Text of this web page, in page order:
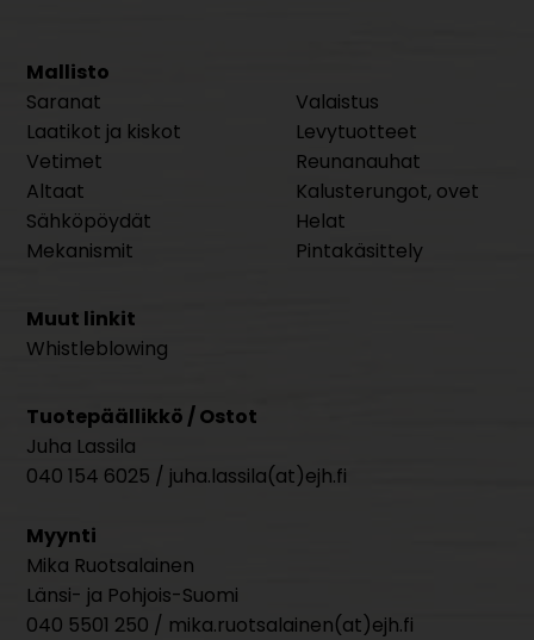
Mallisto
Saranat
Laatikot ja kiskot
Vetimet
Altaat
Sähköpöydät
Mekanismit
Valaistus
Levytuotteet
Reunanauhat
Kalusterungot, ovet
Helat
Pintakäsittely
Muut linkit
Whistleblowing
Tuotepäällikkö / Ostot
Juha Lassila
040 154 6025 / juha.lassila(at)ejh.fi
Myynti
Mika Ruotsalainen
Länsi- ja Pohjois-Suomi
040 5501 250 / mika.ruotsalainen(at)ejh.fi